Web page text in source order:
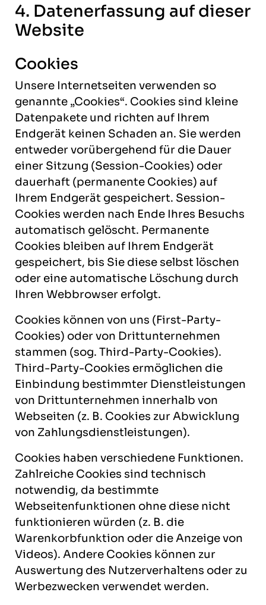
4. Datenerfassung auf dieser
Website
Cookies
Unsere Internetseiten verwenden so
genannte „Cookies“. Cookies sind kleine
Datenpakete und richten auf Ihrem
Endgerät keinen Schaden an. Sie werden
entweder vorübergehend für die Dauer
einer Sitzung (Session-Cookies) oder
dauerhaft (permanente Cookies) auf
Ihrem Endgerät gespeichert. Session-
Cookies werden nach Ende Ihres Besuchs
automatisch gelöscht. Permanente
Cookies bleiben auf Ihrem Endgerät
gespeichert, bis Sie diese selbst löschen
oder eine automatische Löschung durch
Ihren Webbrowser erfolgt.
Cookies können von uns (First-Party-
Cookies) oder von Drittunternehmen
stammen (sog. Third-Party-Cookies).
Third-Party-Cookies ermöglichen die
Einbindung bestimmter Dienstleistungen
von Drittunternehmen innerhalb von
Webseiten (z. B. Cookies zur Abwicklung
von Zahlungsdienstleistungen).
Cookies haben verschiedene Funktionen.
Zahlreiche Cookies sind technisch
notwendig, da bestimmte
Webseitenfunktionen ohne diese nicht
funktionieren würden (z. B. die
Warenkorbfunktion oder die Anzeige von
Videos). Andere Cookies können zur
Auswertung des Nutzerverhaltens oder zu
Werbezwecken verwendet werden.